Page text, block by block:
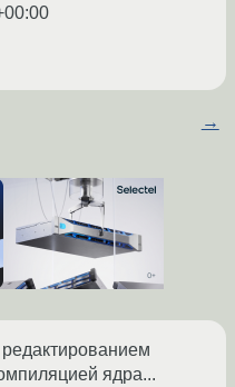
→
ядра...